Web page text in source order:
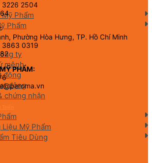
& Gia Công
Phẩm
Phẩm
ty
mệnh
động
động
chứng nhận
Liệu Mỹ Phẩm
Tiêu Dùng
3226 2504
Phường Hòa Hưng, TP. Hồ Chí Minh
3863 0319
PHẨM: